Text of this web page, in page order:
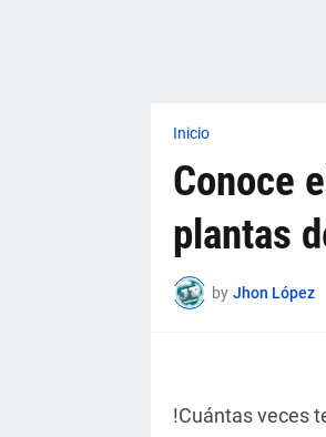
Inicio
Conoce
plantas
by Jhon López
!Cuántas veces